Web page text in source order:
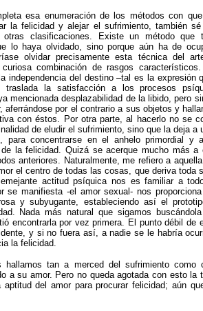
esa enumeración de los métodos con
la felicidad y alejar el sufrimiento, también
clasificaciones. Existe un método que
lo haya olvidado, sino porque aún ha de
olvidar precisamente esta técnica del
combinación de rasgos característicos.
independencia del destino –tal es la expresión
la satisfacción a los procesos
mencionada desplazabilidad de la libido, pero
aferrándose por el contrario a sus objetos y
con éstos. Por otra parte, al hacerlo no se
de eludir el sufrimiento, sino que la deja a
para concentrarse en el anhelo primordial y
la felicidad. Quizá se acerque mucho más a
anteriores. Naturalmente, me refiero a
el centro de todas las cosas, que deriva toda
actitud psíquica nos es familiar a
se manifiesta -el amor sexual- nos
y subyugante, estableciendo así el
Nada más natural que sigamos
encontrarla por vez primera. El punto débil de
y si no fuera así, a nadie se le habría
la felicidad.
hallamos tan a merced del sufrimiento como
a su amor. Pero no queda agotada con esto la
del amor para procurar felicidad; aún